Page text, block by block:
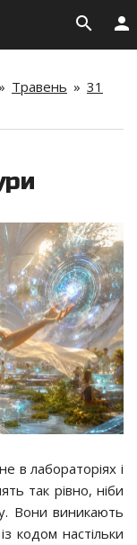
person
search
Травень » 31
в лабораторіях і
так рівно, ніби
Вони виникають
кодом настільки